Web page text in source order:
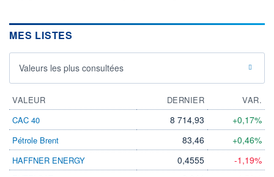
LIMITE À LA
BAISSE
0,0000 0,0000
RENDEMENT
- -
DERNIER
0,00 EUR
DATE
DIVIDENDE
-
PROCHAIN
DIVIDENDE
-
MES LISTES
Valeurs les plus consultées
VALEUR DERNIER
VAR.
CAC 40
8 714,93 +0,17%
Pétrole Brent 83,46 +0,46%
HAFFNER ENERGY 0,4555 -1,19%